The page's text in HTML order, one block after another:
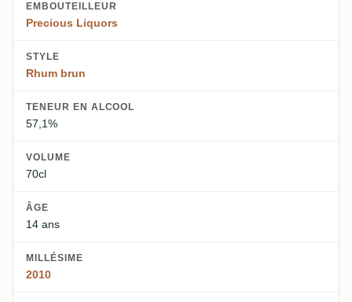
EMBOUTEILLEUR
Precious Liquors
STYLE
Rhum brun
TENEUR EN ALCOOL
57,1%
VOLUME
70cl
ÂGE
14 ans
MILLÉSIME
2010